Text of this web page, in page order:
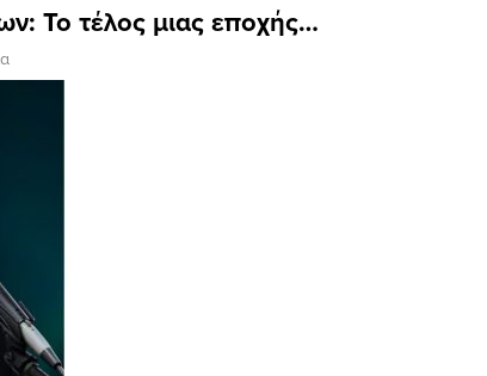
Το τέλος μιας εποχής…